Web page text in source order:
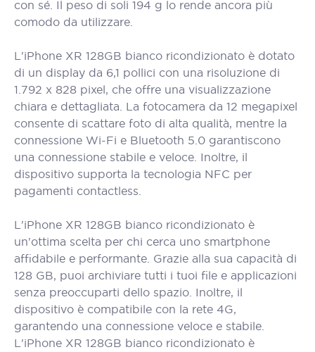
con sé. Il peso di soli 194 g lo rende ancora più
comodo da utilizzare.
L'iPhone XR 128GB bianco ricondizionato è dotato
di un display da 6,1 pollici con una risoluzione di
1.792 x 828 pixel, che offre una visualizzazione
chiara e dettagliata. La fotocamera da 12 megapixel
consente di scattare foto di alta qualità, mentre la
connessione Wi-Fi e Bluetooth 5.0 garantiscono
una connessione stabile e veloce. Inoltre, il
dispositivo supporta la tecnologia NFC per
pagamenti contactless.
L'iPhone XR 128GB bianco ricondizionato è
un'ottima scelta per chi cerca uno smartphone
affidabile e performante. Grazie alla sua capacità di
128 GB, puoi archiviare tutti i tuoi file e applicazioni
senza preoccuparti dello spazio. Inoltre, il
dispositivo è compatibile con la rete 4G,
garantendo una connessione veloce e stabile.
L'iPhone XR 128GB bianco ricondizionato è